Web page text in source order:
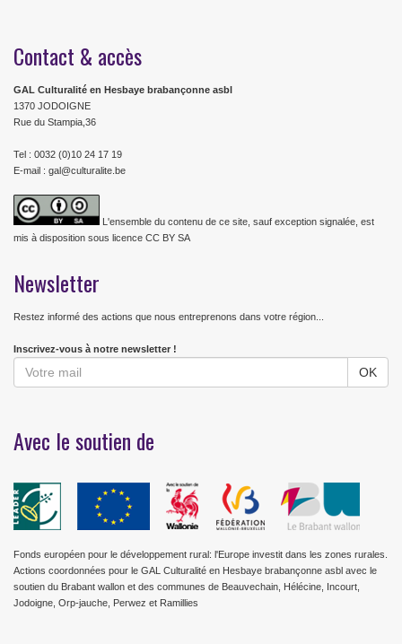
Contact & accès
GAL Culturalité en Hesbaye brabançonne asbl
1370 JODOIGNE
Rue du Stampia,36
Tel : 0032 (0)10 24 17 19
E-mail : gal@culturalite.be
L'ensemble du contenu de ce site, sauf exception signalée, est
mis à disposition sous licence CC BY SA
Newsletter
Restez informé des actions que nous entreprenons dans votre région...
Inscrivez-vous à notre newsletter !
Avec le soutien de
Fonds européen pour le développement rural: l'Europe investit dans les zones rurales.
Actions coordonnées pour le GAL Culturalité en Hesbaye brabançonne asbl avec le
soutien du Brabant wallon et des communes de Beauvechain, Hélécine, Incourt,
Jodoigne, Orp-jauche, Perwez et Ramillies